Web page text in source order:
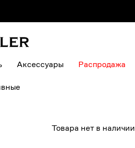
Аксессуары Распродажа
Товара нет в наличии